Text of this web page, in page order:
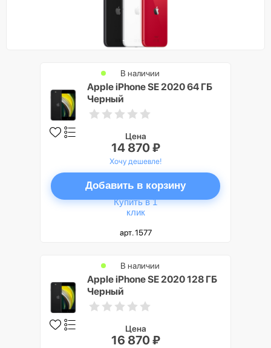
Apple iPhone SE 2020 64 ГБ
Черный
В наличии
Цена
14 870 ₽
Хочу дешевле!
Добавить в корзину
Купить в 1
клик
арт. 1577
Apple iPhone SE 2020 128 ГБ
Черный
В наличии
Цена
16 870 ₽